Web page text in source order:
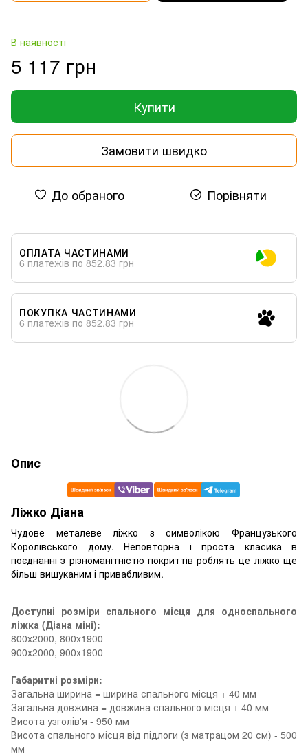
В наявності
5 117 грн
Купити
Замовити швидко
До обраного Порівняти
ОПЛАТА ЧАСТИНАМИ
6 платежів по 852.83 грн
ПОКУПКА ЧАСТИНАМИ
6 платежів по 852.83 грн
Опис
Ліжко Діана
Чудове металеве ліжко з символікою Французького
Королівського дому. Неповторна і проста класика в
поєднанні з різноманітністю покриттів роблять це ліжко ще
більш вишуканим і привабливим.
Доступні розміри спального місця для односпального
ліжка (Діана міні):
800х2000, 800х1900
900х2000, 900х1900
Габаритні розміри:
Загальна ширина = ширина спального місця + 40 мм
Загальна довжина = довжина спального місця + 40 мм
Висота узголів'я - 950 мм
Висота спального місця від підлоги (з матрацом 20 см) - 500
мм